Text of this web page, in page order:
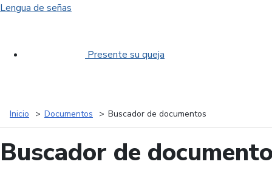
Lengua de señas
Presente su queja
Inicio Documentos Buscador de documentos
Buscador de